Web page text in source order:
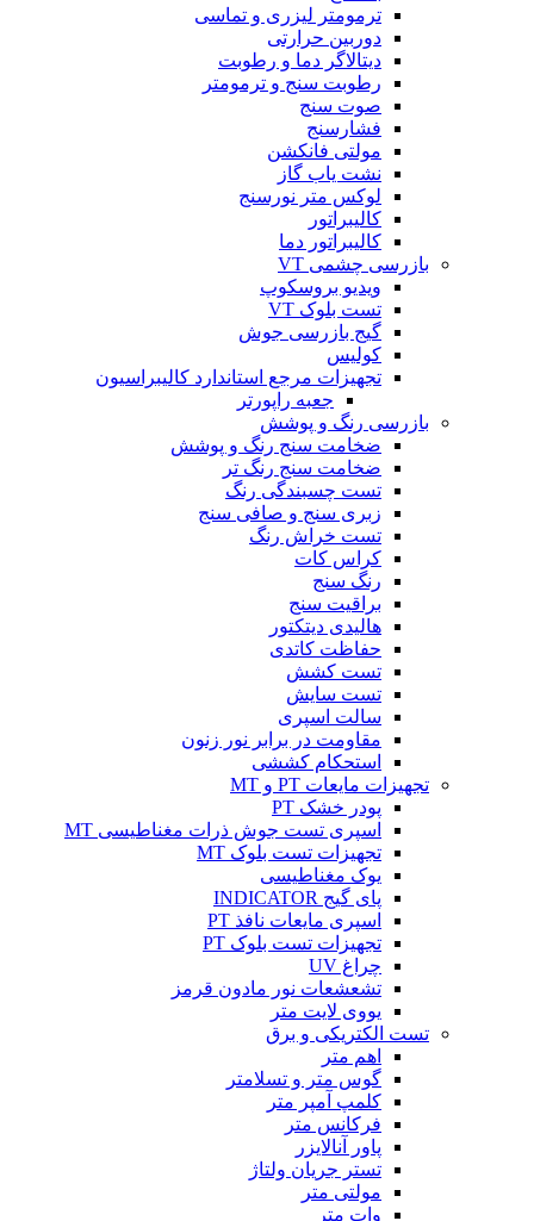
ترمومتر لیزری و تماسی
دوربین حرارتی
دیتالاگر دما و رطوبت
رطوبت سنج و ترمومتر
صوت سنج
فشارسنج
مولتی فانکشن
نشت یاب گاز
لوکس متر نورسنج
کالیبراتور
کالیبراتور دما
بازرسی چشمی VT
ویدیو بروسکوپ
تست بلوک VT
گیج بازرسی جوش
کولیس
تجهیزات مرجع استاندارد کالیبراسیون
جعبه راپورتر
بازرسی رنگ و پوشش
ضخامت سنج رنگ و پوشش
ضخامت سنج رنگ تر
تست چسبندگی رنگ
زبری سنج و صافی سنج
تست خراش رنگ
کراس کات
رنگ سنج
براقیت سنج
هالیدی دیتکتور
حفاظت کاتدی
تست کشش
تست سایش
سالت اسپری
مقاومت در برابر نور زنون
استحکام کششی
تجهیزات مایعات PT و MT
پودر خشک PT
اسپری تست جوش ذرات مغناطیسی MT
تجهیزات تست بلوک MT
یوک مغناطیسی
پای گیج INDICATOR
اسپری مایعات نافذ PT
تجهیزات تست بلوک PT
چراغ UV
تشعشعات نور مادون قرمز
یووی لایت متر
تست الکتریکی و برق
اهم متر
گوس متر و تسلامتر
کلمپ آمپر متر
فرکانس متر
پاور آنالایزر
تستر جریان ولتاژ
مولتی متر
وات متر